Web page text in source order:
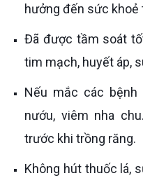
hưởng đến sức khoẻ
Đã được tầm soát tốt nếu mắc phải các bệnh về
tim mạch, huyết áp,
Nếu mắc các bệnh lý về răng miệng như viêm
nướu, viêm nha
trước khi trồng răng.
Không hút thuốc lá, sử dụng rượu bia trước và sau